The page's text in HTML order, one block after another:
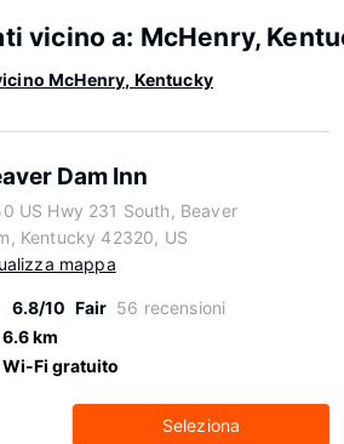
vicino a: McHenry,
McHenry, Kentucky
Dam Inn
US Hwy 231 South, Beaver
Kentucky 42320, US
mappa
6.8/10 Fair 56 recensioni
6.6 km
Wi-Fi gratuito
Seleziona